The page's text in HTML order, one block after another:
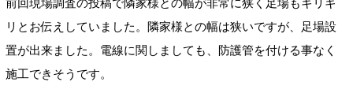
前回現場調査の投稿で隣家様との幅が非常に狭く足場もギリギ
リとお伝えしていました。隣家様との幅は狭いですが、足場設
置が出来ました。 電線に関しましても、防護管を付ける事なく
施工できそうです。